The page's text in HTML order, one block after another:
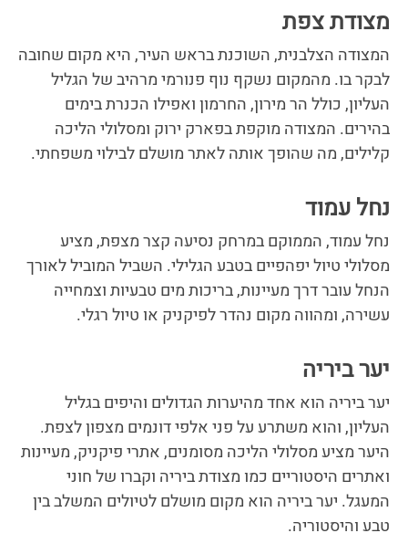
מצודת צפת
המצודה הצלבנית, השוכנת בראש העיר, היא מקום שחובה
לבקר בו. מהמקום נשקף נוף פנורמי מרהיב של הגליל
העליון, כולל הר מירון, החרמון ואפילו הכנרת בימים
בהירים. המצודה מוקפת בפארק ירוק ומסלולי הליכה
קלילים, מה שהופך אותה לאתר מושלם לבילוי משפחתי.
נחל עמוד
נחל עמוד, הממוקם במרחק נסיעה קצר מצפת, מציע
מסלולי טיול יפהפיים בטבע הגלילי. השביל המוביל לאורך
הנחל עובר דרך מעיינות, בריכות מים טבעיות וצמחייה
עשירה, ומהווה מקום נהדר לפיקניק או טיול רגלי.
יער ביריה
יער ביריה הוא אחד מהיערות הגדולים והיפים בגליל
העליון, והוא משתרע על פני אלפי דונמים מצפון לצפת.
היער מציע מסלולי הליכה מסומנים, אתרי פיקניק, מעיינות
ואתרים היסטוריים כמו מצודת ביריה וקברו של חוני
המעגל. יער ביריה הוא מקום מושלם לטיולים המשלב בין
טבע והיסטוריה.